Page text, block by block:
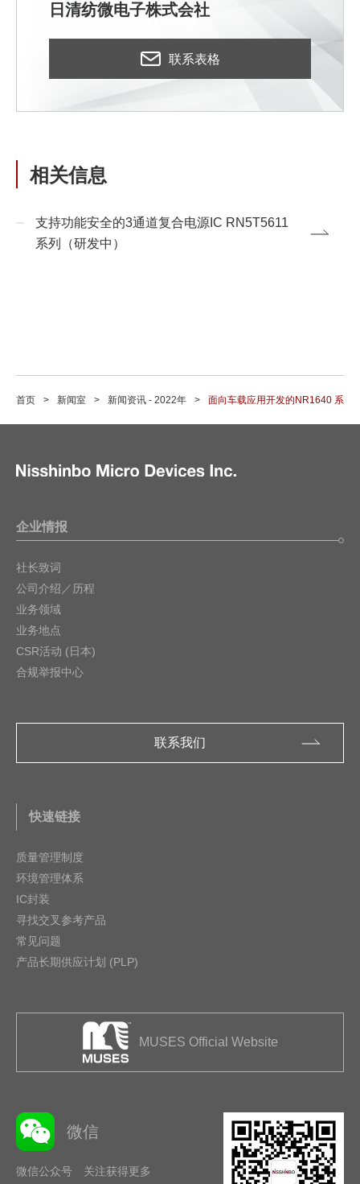
⽇清纺微电⼦株式会社
联系表格
相关信息
支持功能安全的3通道复合电源IC RN5T5611
系列（研发中）
首页 新闻室 新闻资讯 - 2022年 面向车载应用开发的NR1640 系列
企业情报
社长致词
公司介绍／历程
业务领域
业务地点
CSR活动 (日本)
合规举报中心
联系我们
快速链接
质量管理制度
环境管理体系
IC封装
寻找交叉参考产品
常见问题
产品长期供应计划 (PLP)
MUSES Official Website
微信
微信公众号 关注获得更多